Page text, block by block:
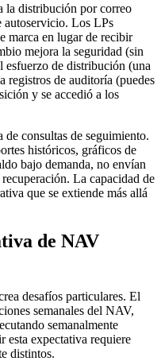
la distribución por correo
autoservicio. Los LPs
marca en lugar de recibir
mejora la seguridad (sin
esfuerzo de distribución (una
registros de auditoría (puedes
y se accedió a los
consultas de seguimiento.
históricos, gráficos de
bajo demanda, no envían
La capacidad de
que se extiende más allá
de NAV
desafíos particulares. El
semanales del NAV,
semanalmente
esta expectativa requiere
distintos.